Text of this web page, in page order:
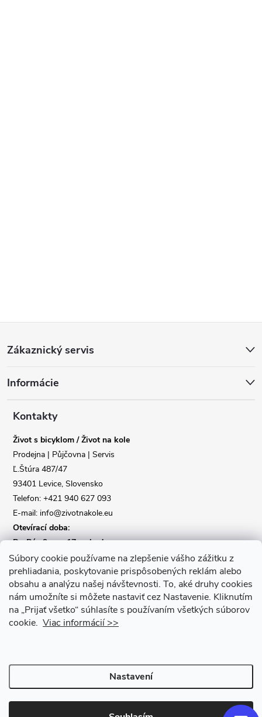
Súbory cookie používame na zlepšenie vášho zážitku z
prehliadania, poskytovanie prispôsobených reklám alebo
obsahu a analýzu našej návštevnosti. To, aké druhy cookies
nám umožníte si môžete nastaviť cez Nastavenie. Kliknutím
na „Prijať všetko“ súhlasíte s používaním všetkých súborov
cookie. Viac informácií >>
Nastavení
p
Zákaznický servis
Informácie
Kontakty
Život s bicyklom / Život na kole
Prodejna | Půjčovna | Servis
Ľ.Štúra 487/47
93401 Levice, Slovensko
Telefon: +421 940 627 093
E-mail: info@zivotnakole.eu
Otevírací doba:
Po-Pá : 9,oo - 17,oo hod
So : 9,oo - 12,oo | Ne : Zavřeno
Kontaktní formulář
Copyright 2026Život na kole. Všechna práva vyhrazena.Upravit
nastavení cookies